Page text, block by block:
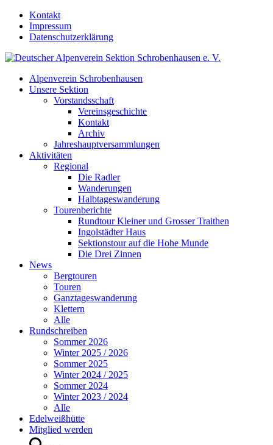
Kontakt
Impressum
Datenschutzerklärung
Alpenverein Schrobenhausen
Unsere Sektion
Vorstandsschaft
Vereinsgeschichte
Kontakt
Archiv
Jahreshauptversammlungen
Aktivitäten
Regional
Die Radler
Wanderungen
Halbtageswanderung
Tourenberichte
Rundtour Kleiner und Grosser Traithen
Ingolstädter Haus
Sektionstour auf die Hohe Munde
Die Drei Zinnen
News
Bergtouren
Touren
Ganztageswanderung
Klettern
Alle
Rundschreiben
Sommer 2026
Winter 2025 / 2026
Sommer 2025
Winter 2024 / 2025
Sommer 2024
Winter 2023 / 2024
Alle
Edelweißhütte
Mitglied werden